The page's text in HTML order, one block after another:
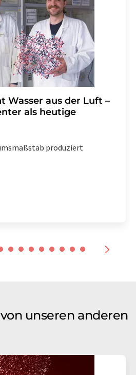
E-Mail ein Link zur
Newsletters
Wasser aus der Luft –
als heutige
produziert
unseren anderen